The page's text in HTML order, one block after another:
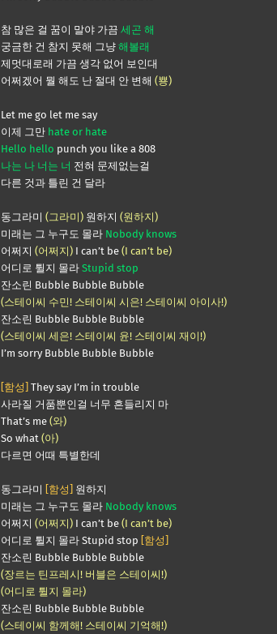
참 많은 걸 꿈이 말야 가끔 세곤 해
궁금한 건 참지 못해 그냥 해볼래
제멋대로래 가끔 생각 없어 보인대
어쩌겠어 뭘 해도 난 절대 안 변해 (뿅)
Let me go let me say
이제 그만 hate or hate
Hello hello punch you like a 808
나는 나 너는 너 전혀 문제없는걸
다른 것과 틀린 건 달라
동그라미 (그라미)원하지 (원하지)
미래는 그 누구도 몰라 Nobody knows
어쩌지 (어쩌지)I can’t be (I can’t be)
어디로 튈지 몰라 Stupid stop
잔소린 Bubble Bubble Bubble
(스테이씨 수민! 스테이씨 시은! 스테이씨 아이사!)
잔소린 Bubble Bubble Bubble
(스테이씨 세은! 스테이씨 윤! 스테이씨 재이!)
I’m sorry Bubble Bubble Bubble
[함성] They say I’m in trouble
사라질 거품뿐인걸 너무 흔들리지 마
That’s me (와)
So what (아)
다르면 어때 특별한데
동그라미 [함성] 원하지
미래는 그 누구도 몰라 Nobody knows
어쩌지 (어쩌지)I can’t be (I can’t be)
어디로 튈지 몰라 Stupid stop [함성]
잔소린 Bubble Bubble Bubble
(장르는 틴프레시! 버블은 스테이씨!)
(어디로 튈지 몰라)
잔소린 Bubble Bubble Bubble
(스테이씨 함께해! 스테이씨 기억해!)